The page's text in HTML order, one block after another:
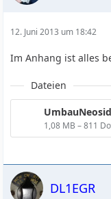
12. Juni 2013 um 18:42
Im Anhang ist alles
Dateien
1,08 MB – 811
DL1EGR